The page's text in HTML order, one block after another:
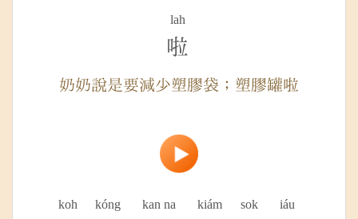
lah
啦
奶奶說是要減少塑膠袋；塑膠罐啦
koh kóng kan na kiám sok iáu